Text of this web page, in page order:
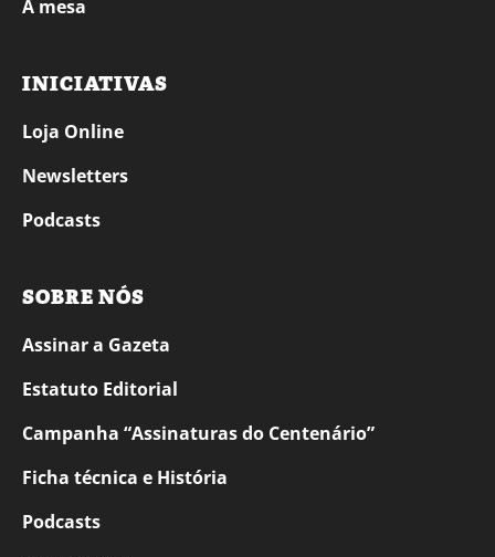
À mesa
INICIATIVAS
Loja Online
Newsletters
Podcasts
SOBRE NÓS
Assinar a Gazeta
Estatuto Editorial
Campanha “Assinaturas do Centenário”
Ficha técnica e História
Podcasts